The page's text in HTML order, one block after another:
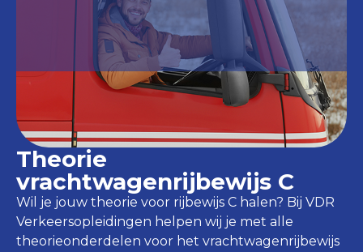
Theorie
vrachtwagenrijbewijs C
Wil je jouw theorie voor rijbewijs C halen? Bij VDR
Verkeersopleidingen helpen wij je met alle
theorieonderdelen voor het vrachtwagenrijbewijs